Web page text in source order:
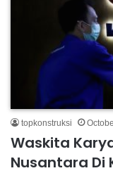
topkonstruksi
Waskita
Nusantara Di